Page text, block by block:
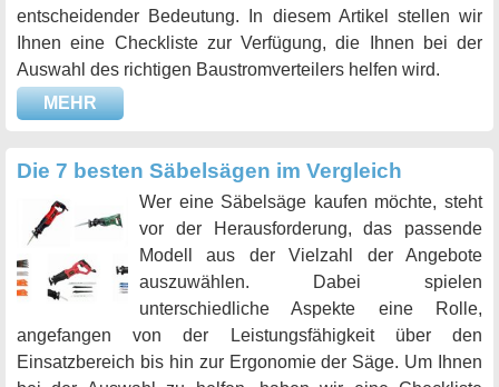
entscheidender Bedeutung. In diesem Artikel stellen wir
Ihnen eine Checkliste zur Verfügung, die Ihnen bei der
Auswahl des richtigen Baustromverteilers helfen wird.
MEHR
Die 7 besten Säbelsägen im Vergleich
Wer eine Säbelsäge kaufen möchte, steht
vor der Herausforderung, das passende
Modell aus der Vielzahl der Angebote
auszuwählen. Dabei spielen
unterschiedliche Aspekte eine Rolle,
angefangen von der Leistungsfähigkeit über den
Einsatzbereich bis hin zur Ergonomie der Säge. Um Ihnen